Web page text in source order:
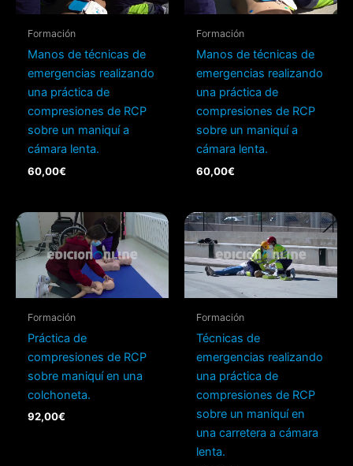
Formación
Manos de técnicas de
emergencias realizando
una práctica de
compresiones de RCP
sobre un maniquí a
cámara lenta.
60,00€
Formación
Manos de técnicas de
emergencias realizando
una práctica de
compresiones de RCP
sobre un maniquí a
cámara lenta.
60,00€
Formación
Práctica de
compresiones de RCP
sobre maniquí en una
colchoneta.
92,00€
Formación
Técnicas de
emergencias realizando
una práctica de
compresiones de RCP
sobre un maniquí en
una carretera a cámara
lenta.